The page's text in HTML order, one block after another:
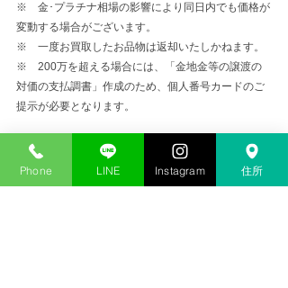
※　金･プラチナ相場の影響により同日内でも価格が
変動する場合がございます。
※　一度お買取したお品物は返却いたしかねます。
※　200万を超える場合には、「金地金等の譲渡の
対価の支払調書」作成のため、個人番号カードのご
提示が必要となります。
金プラチナ高価買取
Phone LINE Instagram 住所